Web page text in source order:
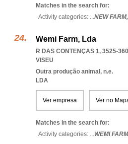
Matches in the search for:
Activity categories: ...NEW FARM,
Wemi Farm, Lda
R DAS CONTENÇAS 1, 3525-360
VISEU
Outra produção animal, n.e.
LDA
Ver empresa Ver no
Matches in the search for:
Activity categories: ...WEMI